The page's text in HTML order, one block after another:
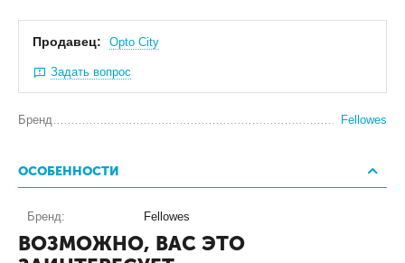
Продавец: Оpto City
Задать вопрос
Бренд Fellowes
ОСОБЕННОСТИ
Бренд: Fellowes
ВОЗМОЖНО, ВАС ЭТО